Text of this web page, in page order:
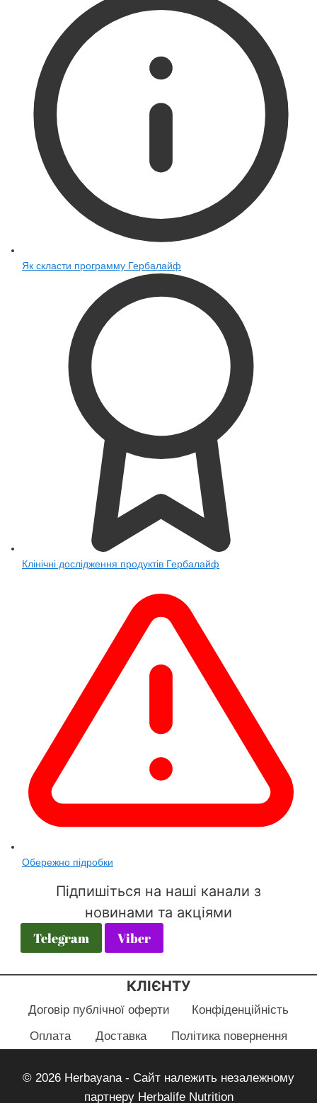
Як скласти программу Гербалайф
Клінічні дослідження продуктів Гербалайф
Обережно підробки
Підпишіться на наші канали з
новинами та акціями
Telegram
Viber
КЛІЄНТУ
Договір публічної оферти
Конфіденційність
Оплата
Доставка Політика повернення
© 2026 Herbayana - Сайт належить незалежному
партнеру Herbalife Nutrition